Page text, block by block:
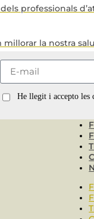
professionals
la nostra
He llegit i accepto les